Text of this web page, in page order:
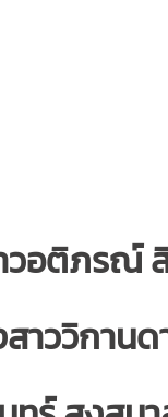
วอติภรณ์
าววิกานด